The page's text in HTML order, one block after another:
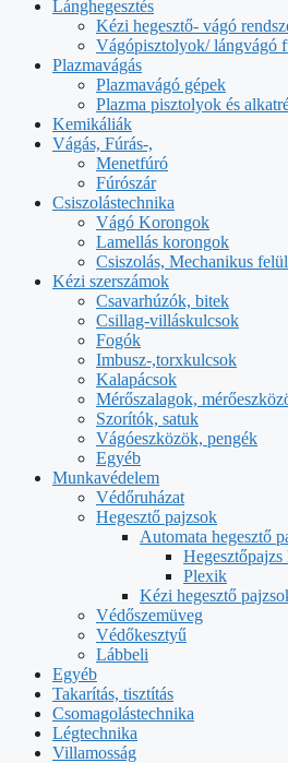
Lánghegesztés
Kézi hegesztő- vágó
Vágópisztolyok/ lángvágó
Plazmavágás
Plazmavágó gépek
Plazma pisztolyok és
Kemikáliák
Vágás, Fúrás-,
Menetfúró
Fúrószár
Csiszolástechnika
Vágó Korongok
Lamellás korongok
Csiszolás, Mechanikus
Kézi szerszámok
Csavarhúzók, bitek
Csillag-villáskulcsok
Fogók
Imbusz-,torxkulcsok
Kalapácsok
Mérőszalagok,
Szorítók, satuk
Vágóeszközök, pengék
Egyéb
Munkavédelem
Védőruházat
Hegesztő pajzsok
Automata hegesztő
Plexik
Kézi hegesztő
Védőszemüveg
Védőkesztyű
Lábbeli
Egyéb
Takarítás, tisztítás
Csomagolástechnika
Légtechnika
Villamosság